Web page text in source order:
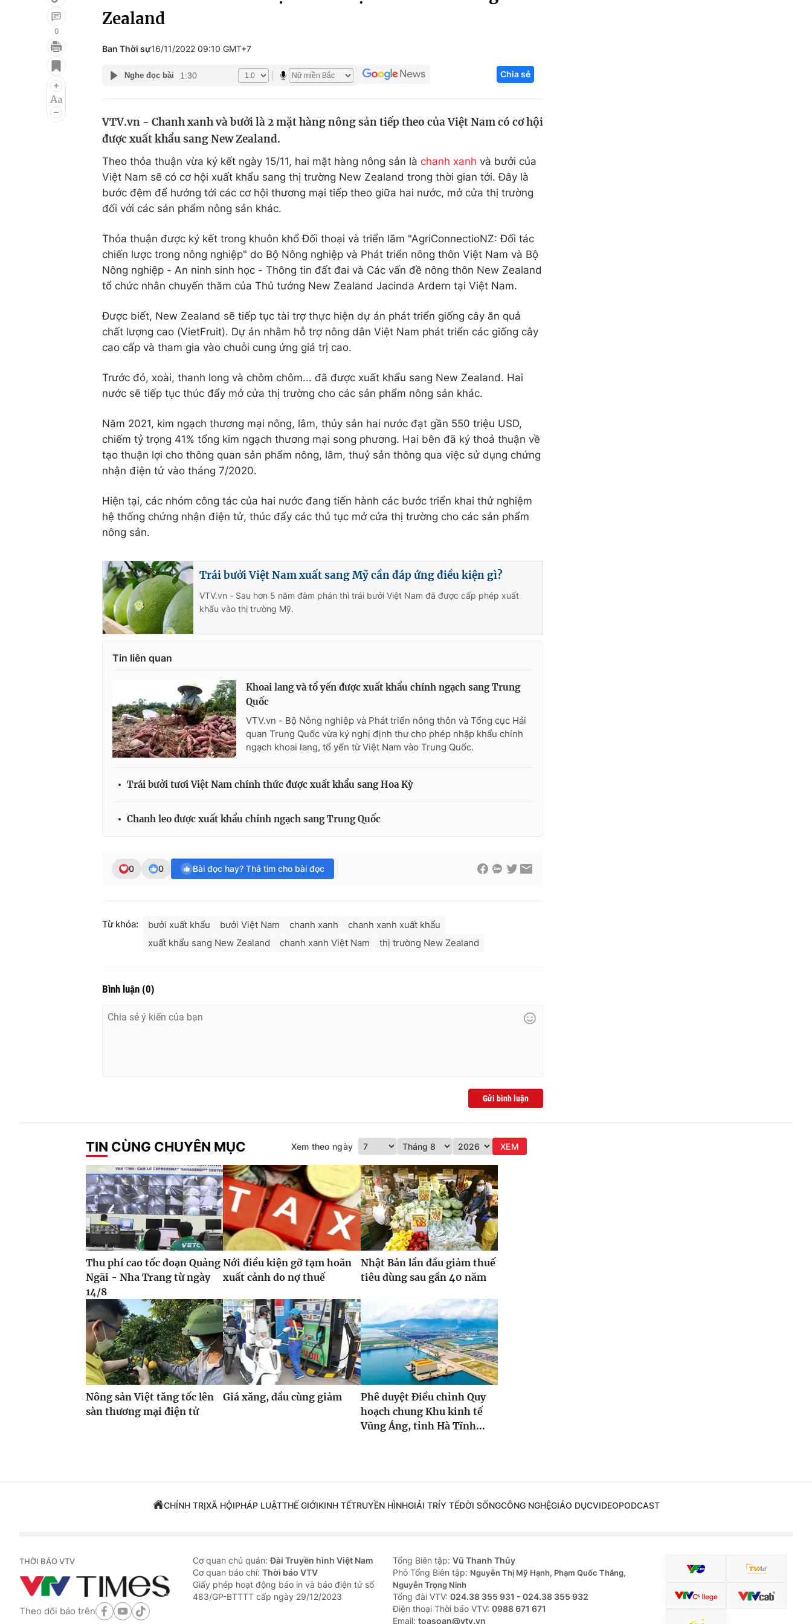
Điện ảnh
Âm nhạc
Du lịch
Chất lượng cuộc sống
Tuyển sinh
Hitech Công nghệ tương lai
Thị trường
0
Zealand
Ban Thời sự16/11/2022 09:10 GMT+7
Nghe đọc bài 1:30 Chia sẻ
VTV.vn - Chanh xanh và bưởi là 2 mặt hàng nông sản tiếp theo của Việt Nam có cơ hội
được xuất khẩu sang New Zealand.
Theo thỏa thuận vừa ký kết ngày 15/11, hai mặt hàng nông sản là chanh xanh và bưởi của
Việt Nam sẽ có cơ hội xuất khẩu sang thị trường New Zealand trong thời gian tới. Đây là
bước đệm để hướng tới các cơ hội thương mại tiếp theo giữa hai nước, mở cửa thị trường
đối với các sản phẩm nông sản khác.
Thỏa thuận được ký kết trong khuôn khổ Đối thoại và triển lãm "AgriConnectioNZ: Đối tác
chiến lược trong nông nghiệp" do Bộ Nông nghiệp và Phát triển nông thôn Việt Nam và Bộ
Nông nghiệp - An ninh sinh học - Thông tin đất đai và Các vấn đề nông thôn New Zealand
tổ chức nhân chuyến thăm của Thủ tướng New Zealand Jacinda Ardern tại Việt Nam.
Được biết, New Zealand sẽ tiếp tục tài trợ thực hiện dự án phát triển giống cây ăn quả
chất lượng cao (VietFruit). Dự án nhằm hỗ trợ nông dân Việt Nam phát triển các giống cây
cao cấp và tham gia vào chuỗi cung ứng giá trị cao.
Trước đó, xoài, thanh long và chôm chôm... đã được xuất khẩu sang New Zealand. Hai
nước sẽ tiếp tục thúc đẩy mở cửa thị trường cho các sản phẩm nông sản khác.
Năm 2021, kim ngạch thương mại nông, lâm, thủy sản hai nước đạt gần 550 triệu USD,
chiếm tỷ trọng 41% tổng kim ngạch thương mại song phương. Hai bên đã ký thoả thuận về
tạo thuận lợi cho thông quan sản phẩm nông, lâm, thuỷ sản thông qua việc sử dụng chứng
nhận điện tử vào tháng 7/2020.
Hiện tại, các nhóm công tác của hai nước đang tiến hành các bước triển khai thử nghiệm
hệ thống chứng nhận điện tử, thúc đẩy các thủ tục mở cửa thị trường cho các sản phẩm
nông sản.
Trái bưởi Việt Nam xuất sang Mỹ cần đáp ứng điều kiện gì?
VTV.vn - Sau hơn 5 năm đàm phán thì trái bưởi Việt Nam đã được cấp phép xuất
khẩu vào thị trường Mỹ.
Tin liên quan
Khoai lang và tổ yến được xuất khẩu chính ngạch sang Trung
Quốc
VTV.vn - Bộ Nông nghiệp và Phát triển nông thôn và Tổng cục Hải
quan Trung Quốc vừa ký nghị định thư cho phép nhập khẩu chính
ngạch khoai lang, tổ yến từ Việt Nam vào Trung Quốc.
Trái bưởi tươi Việt Nam chính thức được xuất khẩu sang Hoa Kỳ
Chanh leo được xuất khẩu chính ngạch sang Trung Quốc
0 0 Bài đọc hay? Thả tim cho bài đọc
Từ khóa: bưởi xuất khẩu bưởi Việt Nam chanh xanh
chanh xanh xuất khẩu
xuất khẩu sang New Zealand
chanh xanh Việt Nam thị trường New Zealand
Bình luận (0)
Gửi bình luận
TIN CÙNG CHUYÊN MỤC Xem theo ngày XEM
Thu phí cao tốc đoạn Quảng
Ngãi - Nha Trang từ ngày
14/8
Nới điều kiện gỡ tạm hoãn
xuất cảnh do nợ thuế
Nhật Bản lần đầu giảm thuế
tiêu dùng sau gần 40 năm
Nông sản Việt tăng tốc lên
sàn thương mại điện tử
Giá xăng, dầu cùng giảm
Phê duyệt Điều chỉnh Quy
hoạch chung Khu kinh tế
Vũng Áng, tỉnh Hà Tĩnh...
CHÍNH TRỊXÃ HỘIPHÁP LUẬTTHẾ GIỚIKINH TẾTRUYỀN HÌNHGIẢI TRÍY TẾĐỜI SỐNGCÔNG NGHỆGIÁO DỤCVIDEOPODCAST
THỜI BÁO VTV
Theo dõi báo trên
Cơ quan chủ quản:Đài Truyền hình Việt Nam
Cơ quan báo chí: Thời báo VTV
Giấy phép hoạt động báo in và báo điện tử số
483/GP-BTTTT cấp ngày 29/12/2023
Tổng Biên tập: Vũ Thanh Thủy
Phó Tổng Biên tập: Nguyễn Thị Mỹ Hạnh, Phạm Quốc Thắng,
Nguyễn Trọng Ninh
Tổng đài VTV: 024.38 355 931 - 024.38 355 932
Ðiện thoại Thời báo VTV: 0988 671 671
Email: toasoan@vtv.vn